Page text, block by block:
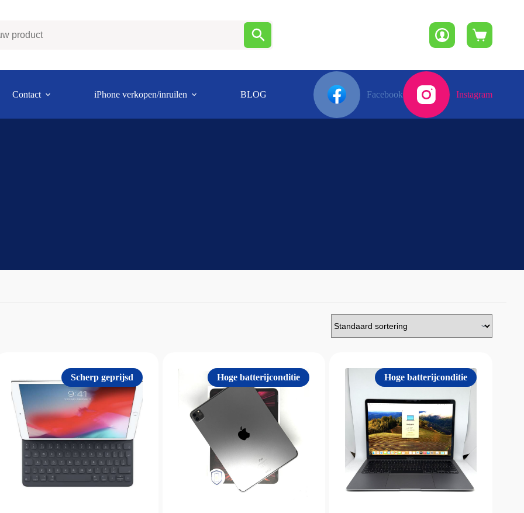
Winkelwagen
Contact iPhone verkopen/inruilen BLOG Facebook Instagram
Scherp geprijsd Hoge batterijconditie Hoge batterijconditie